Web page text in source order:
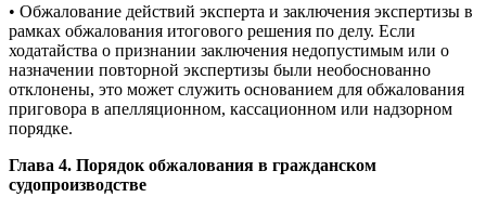
• Обжалование действий эксперта и заключения экспертизы в
рамках обжалования итогового решения по делу. Если
ходатайства о признании заключения недопустимым или о
назначении повторной экспертизы были необоснованно
отклонены, это может служить основанием для обжалования
приговора в апелляционном, кассационном или надзорном
порядке.
Глава 4. Порядок обжалования в гражданском
судопроизводстве